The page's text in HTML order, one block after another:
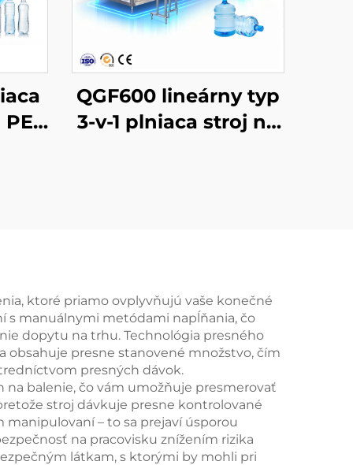
QGF600 lineárny typ
3-v-1 plniaca stroj na
ktoré priamo ovplyvňujú vaše konečné
s manuálnymi metódami napĺňania, čo
dopytu na trhu. Technológia presného
obsahuje presne stanovené množstvo, čím
presných dávok.
balenie, čo vám umožňuje presmerovať
stroj dávkuje presne kontrolované
– to sa prejaví úsporou
na pracovisku znížením rizika
látkam, s ktorými by mohli pri